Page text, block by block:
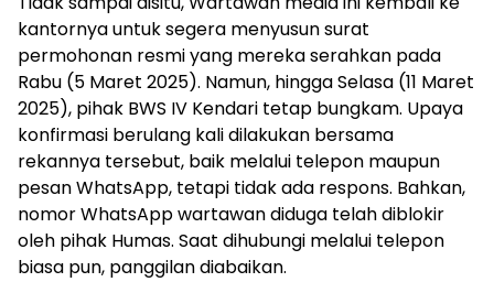
kantornya untuk segera menyusun surat
permohonan resmi yang mereka serahkan pada
Rabu (5 Maret 2025). Namun, hingga Selasa (11 Maret
2025), pihak BWS IV Kendari tetap bungkam. Upaya
konfirmasi berulang kali dilakukan bersama
rekannya tersebut, baik melalui telepon maupun
pesan WhatsApp, tetapi tidak ada respons. Bahkan,
nomor WhatsApp wartawan diduga telah diblokir
oleh pihak Humas. Saat dihubungi melalui telepon
biasa pun, panggilan diabaikan.